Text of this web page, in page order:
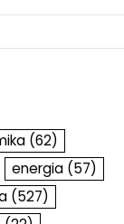
(62)
energia (57)
(527)